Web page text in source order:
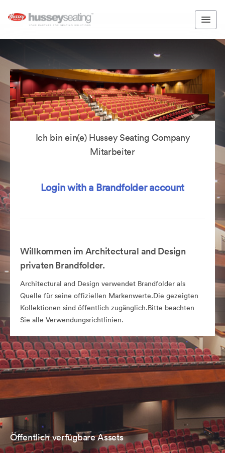
Ich bin ein(e) Hussey Seating Company
Mitarbeiter
Login with a Brandfolder account
Willkommen im Architectural and Design
privaten Brandfolder.
Architectural and Design verwendet Brandfolder als
Quelle für seine offiziellen Markenwerte.Die gezeigten
Kollektionen sind öffentlich zugänglich.Bitte beachten
Sie alle Verwendungsrichtlinien.
Öffentlich verfügbare Assets